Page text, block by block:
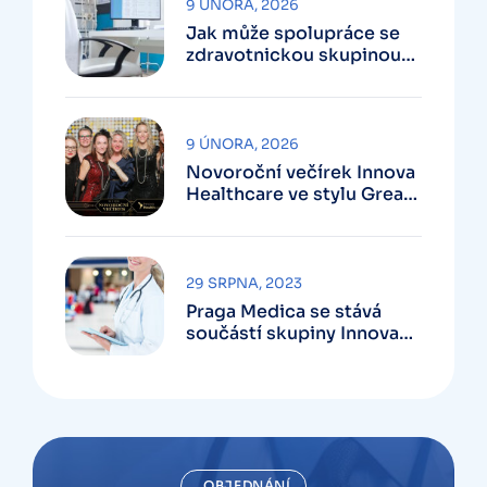
Jak může spolupráce se
zdravotnickou skupinou
9 ÚNORA, 2026
Novoroční večírek Innova
Healthcare ve stylu Great
9 ÚNORA, 2026
Praga Medica se stává
součástí skupiny Innova
29 SRPNA, 2023